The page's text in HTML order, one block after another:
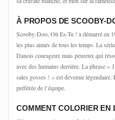
À PROPOS DE SCOOBY-
Scooby-Doo, Où Es-Tu ! a démarré en
les plus aimés de tous les temps. La
Danois courageux mais peureux qui
avec des humains derrière. La phrase «
sales gosses ! » est devenue
préférée de l’équipe.
COMMENT COLORIER EN